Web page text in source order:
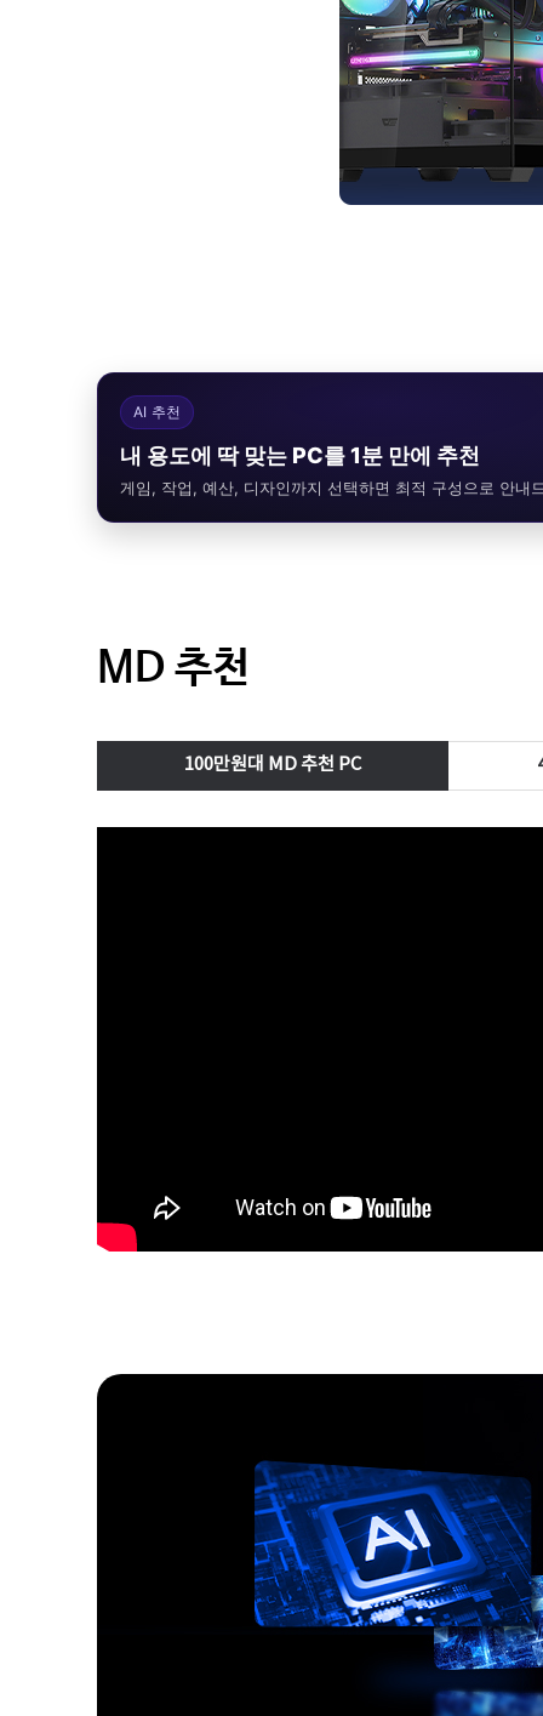
AI 추천
내 용도에 딱 맞는 PC를 1분 만에 추천
게임, 작업, 예산, 디자인까지 선택하면 최적 구성으로 안내
MD 추천
100만원대 MD 추천 PC